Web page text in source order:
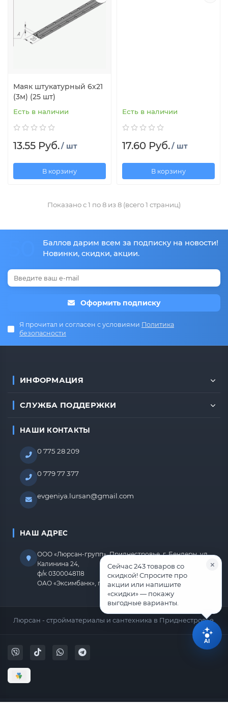
Маяк штукатурный 6х21
(3м) (25 шт)
Есть в наличии
13.55 Руб./ шт
В корзину
Есть в наличии
17.60 Руб./ шт
В корзину
Показано с 1 по 8 из 8 (всего 1 страниц)
Баллов дарим всем за подписку на новости!
Новинки, скидки, акции.
Оформить подписку
Я прочитал и согласен с условиями Политика
безопасности
ИНФОРМАЦИЯ
СЛУЖБА ПОДДЕРЖКИ
НАШИ КОНТАКТЫ
0 775 28 209
0 779 77 377
evgeniya.lursan@gmail.com
НАШ АДРЕС
ООО «Люрсан-групп», Приднестровье, г. Бендеры, ул.
Калинина 24,
ф/к 0300048118
ОАО «Эксимбанк», г.Бендеры, р/с 2212670000000818
Люрсан - стройматериалы и сантехника в Приднестровье.
Сейчас 243 товаров со
скидкой! Спросите про
акции или напишите
«скидки» — покажу
выгодные варианты.
AI